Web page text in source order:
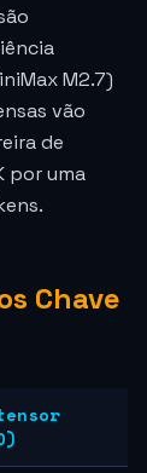
M2.7)
vão
de
por uma
Chave